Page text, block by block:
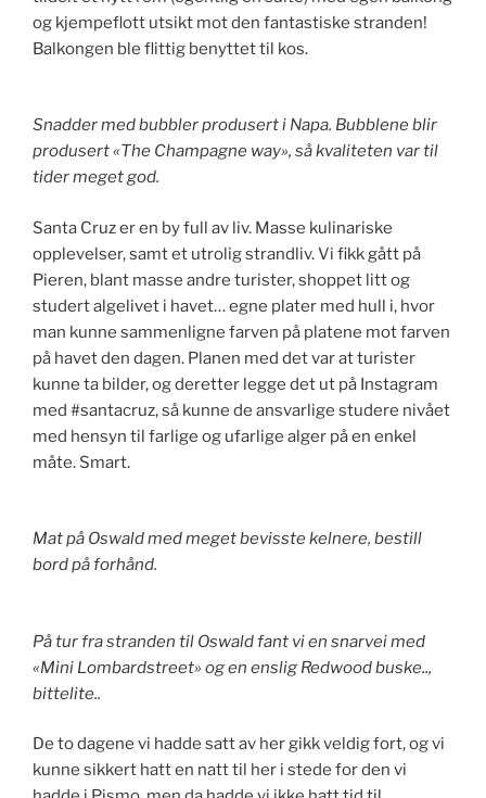
og kjempeflott utsikt mot den fantastiske stranden!
Balkongen ble flittig benyttet til kos.
Snadder med bubbler produsert i Napa. Bubblene blir
produsert «The Champagne way», så kvaliteten var til
tider meget god.
Santa Cruz er en by full av liv. Masse kulinariske
opplevelser, samt et utrolig strandliv. Vi fikk gått på
Pieren, blant masse andre turister, shoppet litt og
studert algelivet i havet… egne plater med hull i, hvor
man kunne sammenligne farven på platene mot farven
på havet den dagen. Planen med det var at turister
kunne ta bilder, og deretter legge det ut på Instagram
med #santacruz, så kunne de ansvarlige studere nivået
med hensyn til farlige og ufarlige alger på en enkel
måte. Smart.
Mat på Oswald med meget bevisste kelnere, bestill
bord på forhånd.
På tur fra stranden til Oswald fant vi en snarvei med
«Mini Lombardstreet» og en enslig Redwood buske..,
bittelite..
De to dagene vi hadde satt av her gikk veldig fort, og vi
kunne sikkert hatt en natt til her i stede for den vi